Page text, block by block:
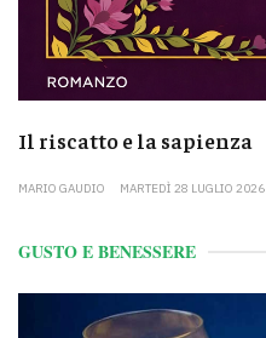
Il riscatto e la sapienza
MARIO GAUDIO MARTEDÌ 28 LUGLIO 2026
GUSTO E BENESSERE